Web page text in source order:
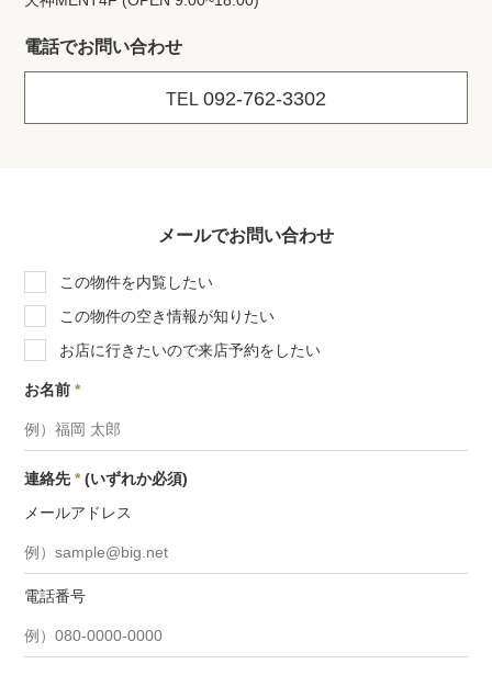
電話でお問い合わせ
TEL 092-762-3302
メールでお問い合わせ
この物件を内覧したい
この物件の空き情報が知りたい
お店に行きたいので来店予約をしたい
お名前*
連絡先* (いずれか必須)
メールアドレス
電話番号